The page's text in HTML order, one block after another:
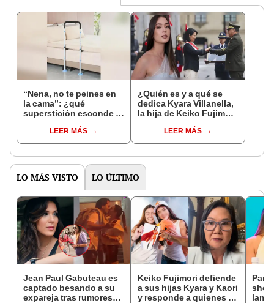
“Nena, no te peines en
la cama”: ¿qué
superstición esconde la
Enanitos Verdes?
LEER MÁS
¿Quién es y a qué se
dedica Kyara Villanella,
la hija de Keiko Fujimori
nivel nacional?
LEER MÁS
LO MÁS VISTO LO ÚLTIMO
Jean Paul Gabuteau es
captado besando a su
expareja tras rumores
Keiko Fujimori defiende
a sus hijas Kyara y Kaori
y responde a quienes la